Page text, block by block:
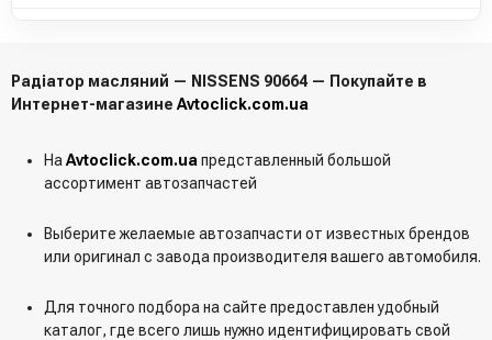
Радіатор масляний — NISSENS 90664 — Покупайте в
Интернет-магазине Avtoclick.com.ua
На Avtoclick.com.ua представленный большой
ассортимент автозапчастей
Выберите желаемые автозапчасти от известных брендов
или оригинал с завода производителя вашего автомобиля.
Для точного подбора на сайте предоставлен удобный
каталог, где всего лишь нужно идентифицировать свой